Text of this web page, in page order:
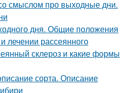
смыслом про выходные дни.
дня. Общие положения
лечении рассеянного
склероз и какие формы
сорта. Описание